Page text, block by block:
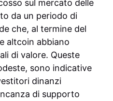
sul mercato delle
da un periodo di
che, al termine del
altcoin abbiano
di valore. Queste
sono indicative
dinanzi
di supporto